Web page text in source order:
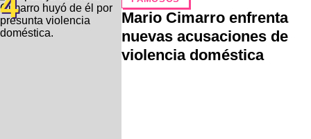
Mario Cimarro enfrenta
nuevas acusaciones de
violencia doméstica